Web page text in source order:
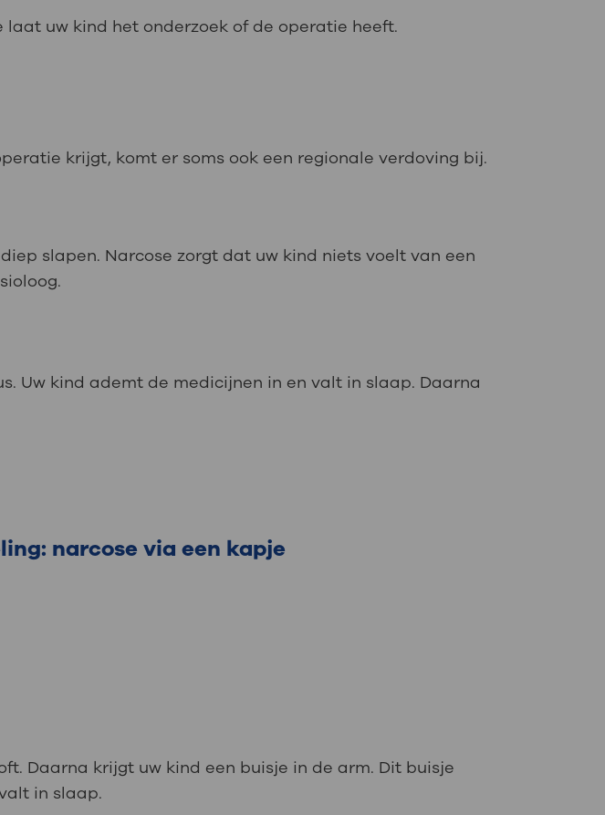
uw kind het onderzoek of de operatie heeft.
krijgt, komt er soms ook een regionale verdoving bij.
slapen. Narcose zorgt dat uw kind niets voelt van een
Uw kind ademt de medicijnen in en valt in slaap. Daarna
narcose via een kapje
Daarna krijgt uw kind een buisje in de arm. Dit buisje
in slaap.